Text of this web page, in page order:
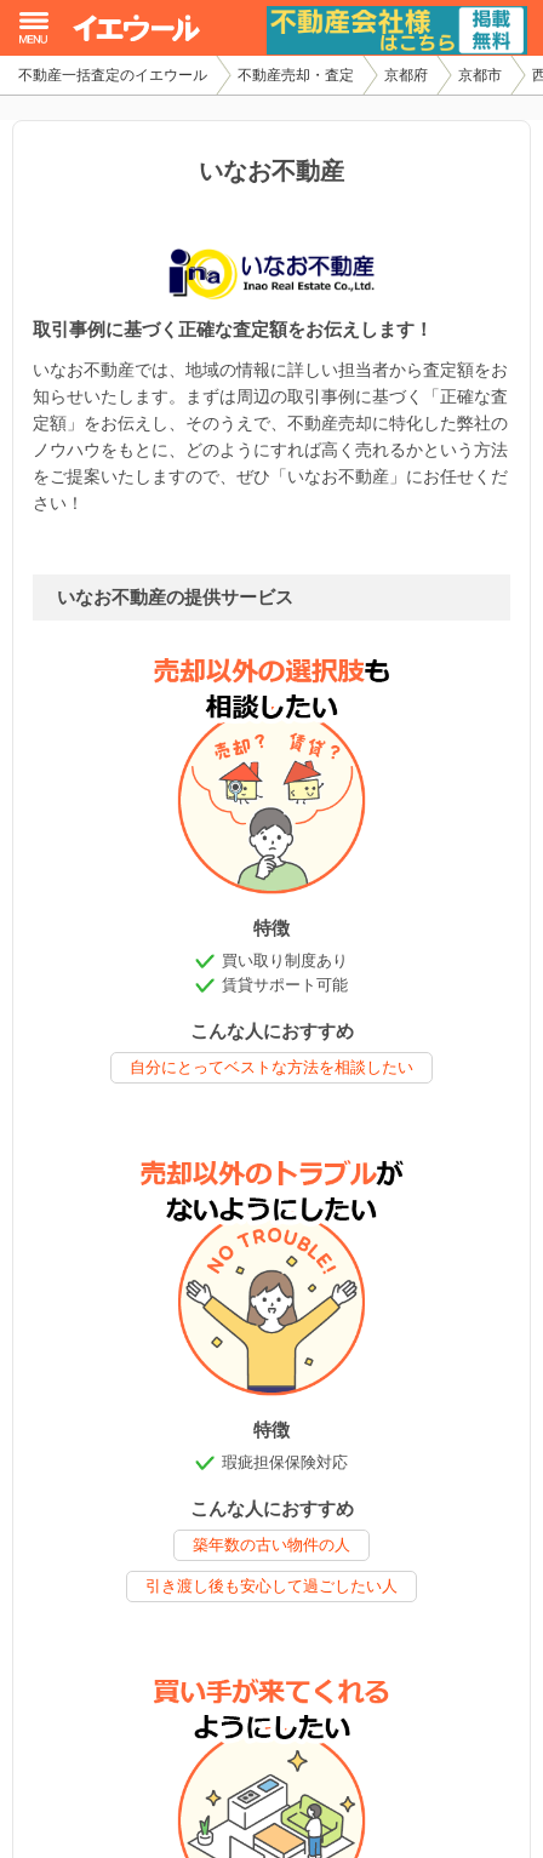
不動産一括査定のイエウール 不動産売却・査定 京都府 京都市
いなお不動産
取引事例に基づく正確な査定額をお伝えします！
いなお不動産では、地域の情報に詳しい担当者から査定額をお
知らせいたします。まずは周辺の取引事例に基づく「正確な査
定額」をお伝えし、そのうえで、不動産売却に特化した弊社の
ノウハウをもとに、どのようにすれば高く売れるかという方法
をご提案いたしますので、ぜひ「いなお不動産」にお任せくだ
さい！
いなお不動産の提供サービス
特徴
買い取り制度あり
賃貸サポート可能
こんな人におすすめ
自分にとってベストな方法を相談したい
特徴
瑕疵担保保険対応
こんな人におすすめ
築年数の古い物件の人
引き渡し後も安心して過ごしたい人
イエウール加盟希望の不動産会社様
不動産の売却・一括査定
家査定シミュレーター
お問い合わせ